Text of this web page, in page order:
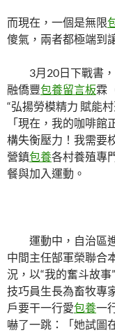
而現在，一個是無限
傻氣，兩者都極端到
3月20日下戰書
融僑豐包養留言板霖
“弘揚勞模精力 賦能
「現在，我的咖啡
構失衡壓力！我需要
營鎮包養各村養殖專
餐與加入運動。
運動中，自治區
中間主任郜軍榮聯合
況，以“我的奮斗故事
技巧員生長為畜牧專
戶要干一行愛包養一
嚇了一跳：「她試圖